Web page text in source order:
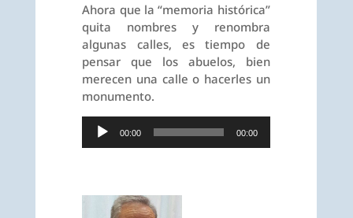
Ahora que la “memoria histórica”
quita nombres y renombra
algunas calles, es tiempo de
pensar que los abuelos, bien
merecen una calle o hacerles un
monumento.
Reproductor
00:00 00:00